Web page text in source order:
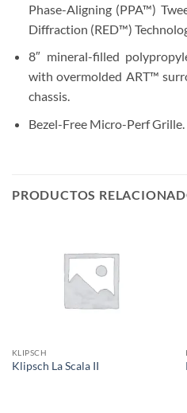
Phase-Aligning (PPA™)
Diffraction (RED™)
8″ mineral-filled
with overmolded ART™
chassis.
Bezel-Free Micro-Perf Grille.
PRODUCTOS
KLIPSCH
Klipsch La Scala II